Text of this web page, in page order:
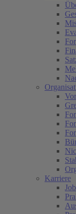
Karriere